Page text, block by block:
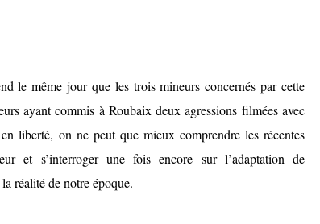
le même jour que les trois mineurs concernés par cette
ayant commis à Roubaix deux agressions filmées avec
liberté, on ne peut que mieux comprendre les récentes
et s’interroger une fois encore sur l’adaptation de
réalité de notre époque.